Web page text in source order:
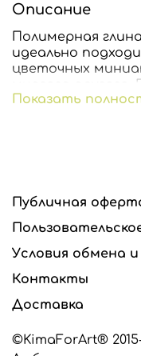
Описание
Полимерная
идеально
цветочных
многого
лепке, цвета
После запекания
гибкой, цвет
Готовое изделие
Внимание: не
микроволновой
Показать
Публичная
Условия обмена
Контакты
Доставка
©KimaForArt®